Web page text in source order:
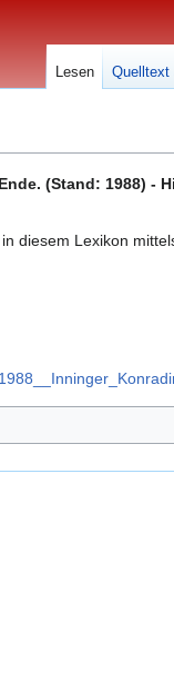
(Stand: 1988) -
diesem Lexikon
Lesen Quelltext